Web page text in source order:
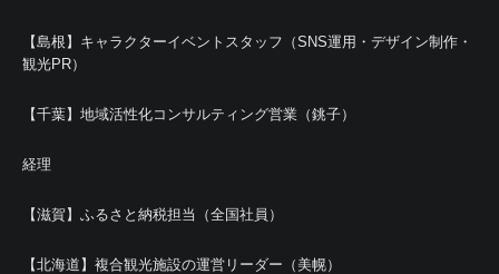
【島根】キャラクターイベントスタッフ（SNS運用・デザイン制作・
観光PR）
【千葉】地域活性化コンサルティング営業（銚子）
経理
【滋賀】ふるさと納税担当（全国社員）
【北海道】複合観光施設の運営リーダー（美幌）